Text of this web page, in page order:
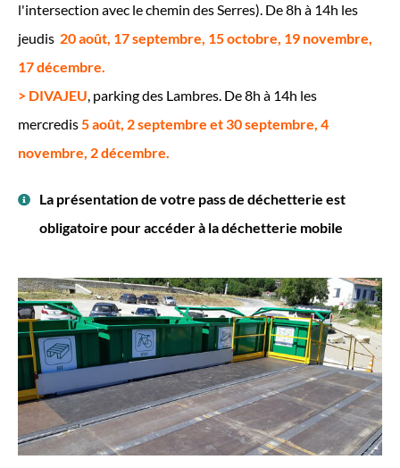
l'intersection avec le chemin des Serres). De 8h à 14h les
jeudis 20 août, 17 septembre, 15 octobre, 19 novembre,
17 décembre.
> DIVAJEU, parking des Lambres. De 8h à 14h les
mercredis5 août, 2 septembre et 30 septembre, 4
novembre, 2 décembre.
La présentation de votre pass de déchetterie est
obligatoire pour accéder à la déchetterie mobile